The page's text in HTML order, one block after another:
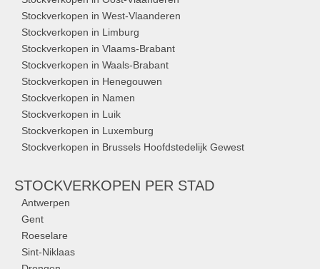
Stockverkopen in West-Vlaanderen
Stockverkopen in Limburg
Stockverkopen in Vlaams-Brabant
Stockverkopen in Waals-Brabant
Stockverkopen in Henegouwen
Stockverkopen in Namen
Stockverkopen in Luik
Stockverkopen in Luxemburg
Stockverkopen in Brussels Hoofdstedelijk Gewest
STOCKVERKOPEN PER STAD
Antwerpen
Gent
Roeselare
Sint-Niklaas